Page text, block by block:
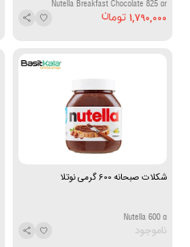
Nutella Breakfast Chocolate 825 gr
1,790,000
شکلات صبحانه 600 گرمی نوتلا
Nutella 600 g
ناموجود